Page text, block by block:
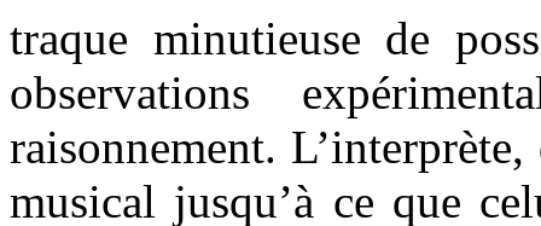
traque minutieuse de
observations
raisonnement.
musical jusqu’à ce que